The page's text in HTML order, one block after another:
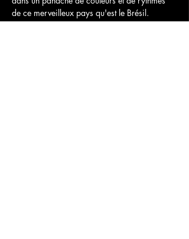
de ce merveilleux pays qu'est le Brésil.